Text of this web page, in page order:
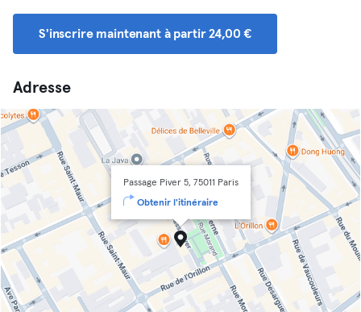
S'inscrire maintenant à partir 24,00 €
Adresse
Passage Piver 5, 75011 Paris
Obtenir l'itinéraire